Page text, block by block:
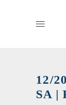
12/
SA |